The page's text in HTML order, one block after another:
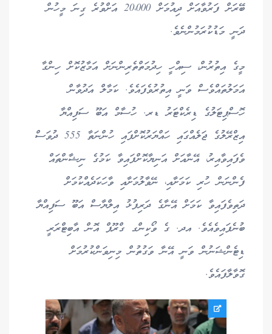
ބޭރަށް ފަރުވާއަށް ދިއުމަށް 20،000 އަށްވުރެ ގިނަ މީހުން
ދަނީ މަޑުކުރަމުންނެވެ.
މީގެ އިތުރުން، ސިއްހީ ހިދުމަތްތެރިންނަށް އަމާޒުކޮށް ހިންގާ
އަމަލުތައްވެސް ވަނީ އިތުރުވެފައެވެ. ކަމާލް އަދުވާން
ހޮސްޕިޓަލުގެ ޑިރެކްޓަރު ޑރ. ހުސާމް އަބޫ ސަފިއްޔާ
އިޒްރޭލުގެ ޖަލެއްގައި ހައްޔަރުކޮށްފައި ހުންނަތާ 555 ދުވަސް
ވެފައިވާއިރު، އޭނާއަށް އަނިޔާކޮށްފައިވާ ކަމުގެ ނިޝާންތައް
ފެންނަން ހުރި ކަމަށާއި، ނޭވާލުމަށާއި ވާހަކަދެއްކުމަށް
ދަތިވެފައިވާ ކަމަށް އޭނާގެ ދަރިފުޅު އިލްޔާސް އަބޫ ސަފިއްޔާ
ބުނެފައިވެއެވެ. އދ. ގެ ވޯކިންގ ގްރޫޕް އޮން އާބިޓްރަރީ
ޑިޓެންޝަނުން ވަނީ އޭނާ ވަގުތުން މިނިވަންކުރުމަށް
ގޮވާލާފައެވެ.